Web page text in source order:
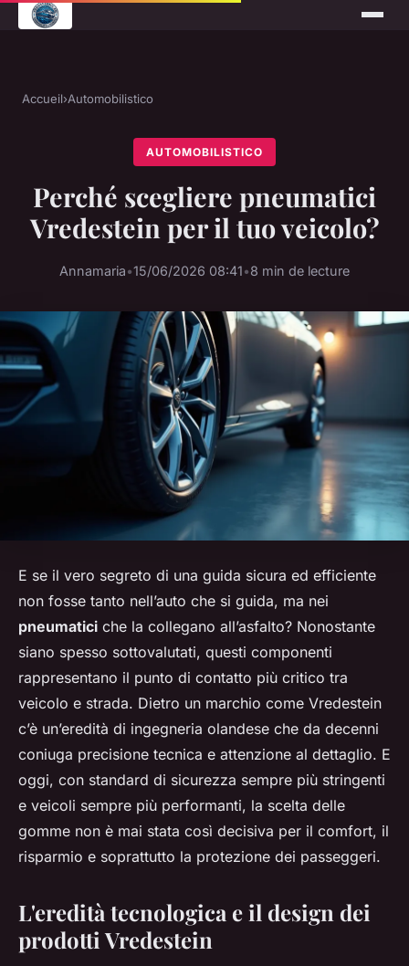
Accueil›Automobilistico
AUTOMOBILISTICO
Perché scegliere pneumatici
Vredestein per il tuo veicolo?
Annamaria•15/06/2026 08:41•8 min de lecture
E se il vero segreto di una guida sicura ed efficiente
non fosse tanto nell’auto che si guida, ma nei
pneumatici che la collegano all’asfalto? Nonostante
siano spesso sottovalutati, questi componenti
rappresentano il punto di contatto più critico tra
veicolo e strada. Dietro un marchio come Vredestein
c’è un’eredità di ingegneria olandese che da decenni
coniuga precisione tecnica e attenzione al dettaglio. E
oggi, con standard di sicurezza sempre più stringenti
e veicoli sempre più performanti, la scelta delle
gomme non è mai stata così decisiva per il comfort, il
risparmio e soprattutto la protezione dei passeggeri.
L'eredità tecnologica e il design dei
prodotti Vredestein